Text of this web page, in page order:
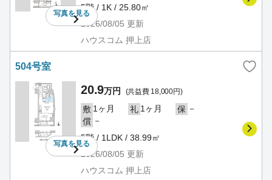
写真を見る
5階 / 1K / 25.80㎡
2026/08/05 更新
ハウスコム 押上店
504号室
写真を見る
20.9万円 (共益費 18,000円)
敷 1ヶ月 礼 1ヶ月 保 －
償 －
5階 / 1LDK / 38.99㎡
2026/08/05 更新
ハウスコム 押上店